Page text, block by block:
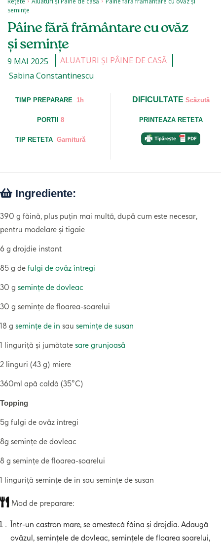
semințe
Pâine fără frământare cu ovăz
și semințe
9 MAI 2025
ALUATURI ȘI PÂINE DE CASĂ
Sabina Constantinescu
TIMP PREPARARE 1h
PORTII 8
TIP RETETA Garnitură
DIFICULTATE Scăzută
PRINTEAZA RETETA
Ingrediente:
390 g făină, plus puțin mai multă, după cum este necesar,
pentru modelare și tigaie
6 g drojdie instant
85 g de fulgi de ovăz întregi
30 g semințe de dovleac
30 g semințe de floarea-soarelui
18 g semințe de in sau semințe de susan
1 linguriță și jumătate sare grunjoasă
2 linguri (43 g) miere
360ml apă caldă (35°C)
Topping
5g fulgi de ovăz întregi
8g semințe de dovleac
8 g semințe de floarea-soarelui
1 linguriță semințe de in sau semințe de susan
Mod de preparare:
Într-un castron mare, se amestecă făina și drojdia. Adaugă
ovăzul, semințele de dovleac, semințele de floarea soarelui,